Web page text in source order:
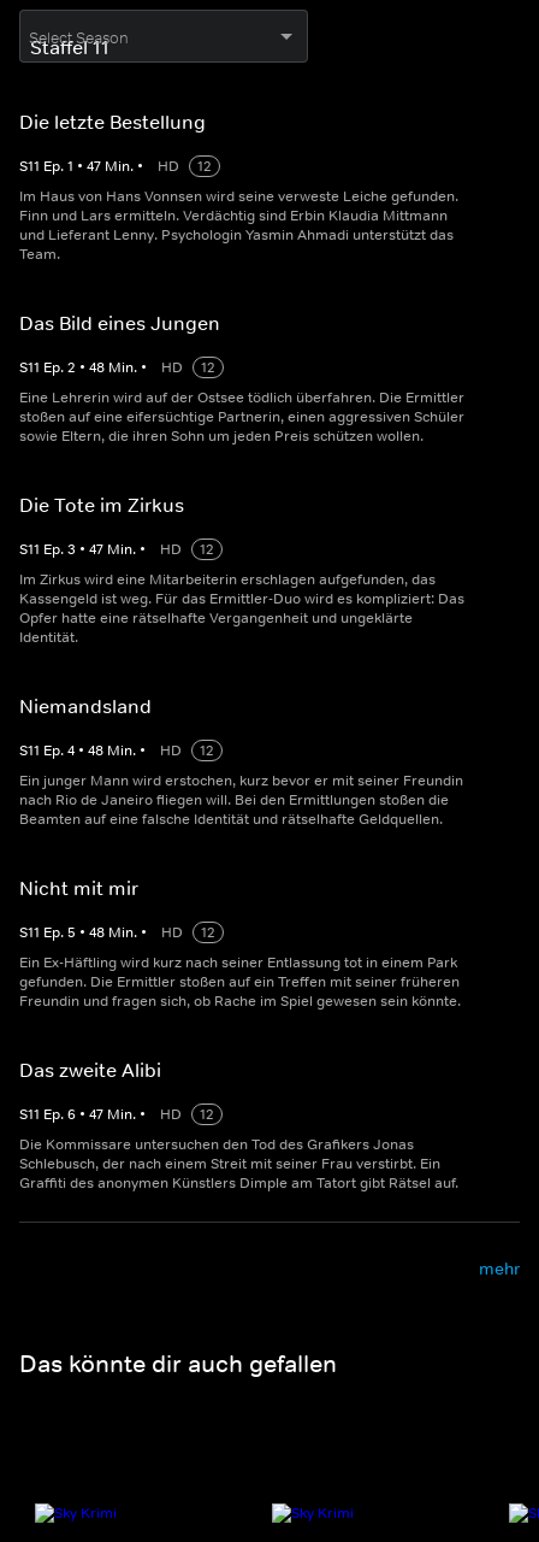
Select Season
Die letzte Bestellung
S11 Ep.1 • 47 Min. • HD
12
Im Haus von Hans Vonnsen wird seine verweste Leiche gefunden.
Finn und Lars ermitteln. Verdächtig sind Erbin Klaudia Mittmann
und Lieferant Lenny. Psychologin Yasmin Ahmadi unterstützt das
Team.
Das Bild eines Jungen
S11 Ep.2 • 48 Min. • HD
12
Eine Lehrerin wird auf der Ostsee tödlich überfahren. Die Ermittler
stoßen auf eine eifersüchtige Partnerin, einen aggressiven Schüler
sowie Eltern, die ihren Sohn um jeden Preis schützen wollen.
Die Tote im Zirkus
S11 Ep.3 • 47 Min. • HD
12
Im Zirkus wird eine Mitarbeiterin erschlagen aufgefunden, das
Kassengeld ist weg. Für das Ermittler-Duo wird es kompliziert: Das
Opfer hatte eine rätselhafte Vergangenheit und ungeklärte
Identität.
Niemandsland
S11 Ep.4 • 48 Min. • HD
12
Ein junger Mann wird erstochen, kurz bevor er mit seiner Freundin
nach Rio de Janeiro fliegen will. Bei den Ermittlungen stoßen die
Beamten auf eine falsche Identität und rätselhafte Geldquellen.
Nicht mit mir
S11 Ep.5 • 48 Min. • HD
12
Ein Ex-Häftling wird kurz nach seiner Entlassung tot in einem Park
gefunden. Die Ermittler stoßen auf ein Treffen mit seiner früheren
Freundin und fragen sich, ob Rache im Spiel gewesen sein könnte.
Das zweite Alibi
S11 Ep.6 • 47 Min. • HD
12
Die Kommissare untersuchen den Tod des Grafikers Jonas
Schlebusch, der nach einem Streit mit seiner Frau verstirbt. Ein
Graffiti des anonymen Künstlers Dimple am Tatort gibt Rätsel auf.
mehr
Das könnte dir auch gefallen